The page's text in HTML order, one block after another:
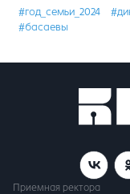
#год_семьи_2024
#басаевы
Приемная ректора